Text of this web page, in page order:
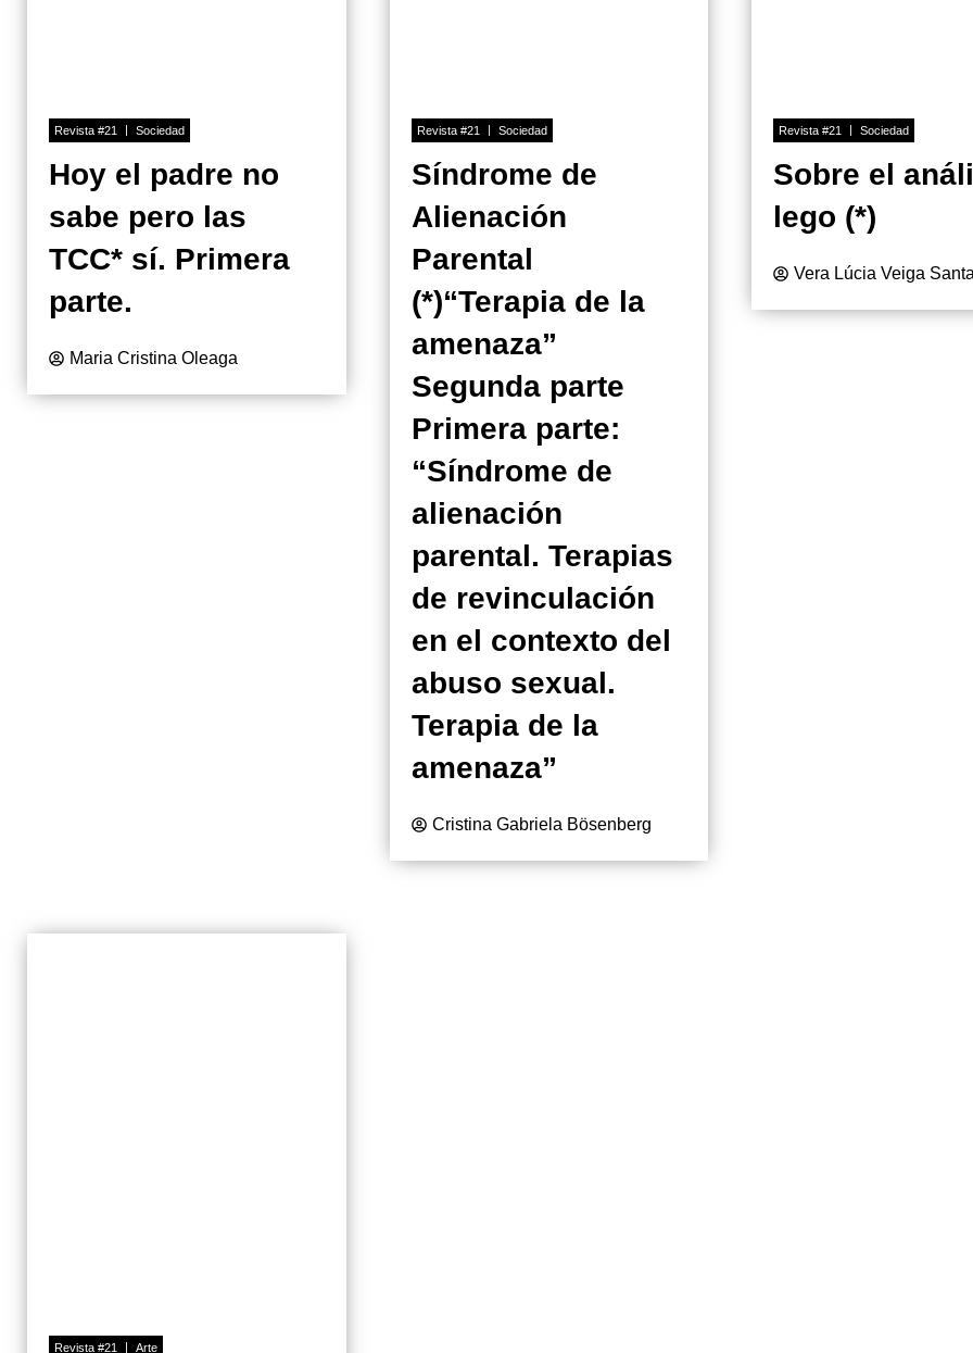
Revista #21 Sociedad
Hoy el padre no
sabe pero las
TCC* sí. Primera
parte.
Maria Cristina Oleaga
Revista #21 Sociedad
Síndrome de
Alienación
Parental
(*)“Terapia de la
amenaza”
Segunda parte
Primera parte:
“Síndrome de
alienación
parental. Terapias
de revinculación
en el contexto del
abuso sexual.
Terapia de la
amenaza”
Cristina Gabriela Bösenberg
Revista #21 Sociedad
Sobre el
lego (*)
Vera Lúcia Veiga
Revista #21 Arte